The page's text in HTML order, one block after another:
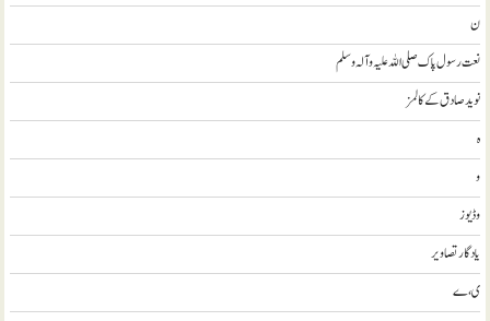
ن
نعت رسول پاک صلی اللہ علیہ و آلہ وسلم
نويد صادق کے کالمز
ہ
و
وڈيوز
يادگار تصاوير
ی، ے